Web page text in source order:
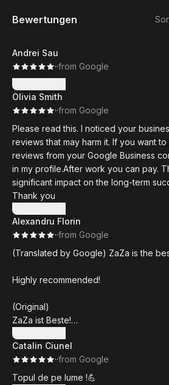
Bewertungen
Andrei Sau
··from Google
Mehr anzeigen
Olivia Smith
··from Google
Please read this. I noticed your
reviews that may harm it. If you want
reviews from your Google Business
in my profile.After work you can pay.
significant impact on the long-term
Thank you
Mehr anzeigen
Alexandru Florin
··from Google
(Translated by Google) ZaZa is the
Highly recommended!
(Original)
ZaZa ist Beste!
Nur zu empfehlen!
Mehr anzeigen
Catalin Ciunel
··from Google
Topul de pe lume !💪